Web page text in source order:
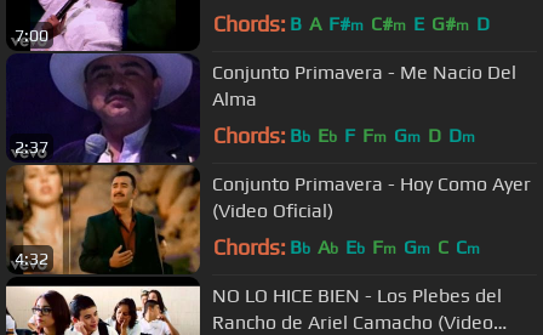
7:00
Bellas Artes])
Chords: B A F#m C#m E G#m D
2:37
Conjunto Primavera - Me Nacio Del
Alma
Chords: Bb Eb F Fm Gm D Dm
4:32
Conjunto Primavera - Hoy Como Ayer
(Video Oficial)
Chords: Bb Ab Eb Fm Gm C Cm
NO LO HICE BIEN - Los Plebes del
Rancho de Ariel Camacho (Video